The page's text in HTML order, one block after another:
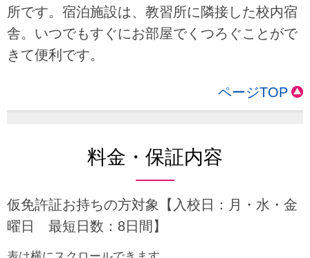
所です。宿泊施設は、教習所に隣接した校内宿
舎。いつでもすぐにお部屋でくつろぐことがで
きて便利です。
ページTOP
料金・保証内容
仮免許証お持ちの方対象【入校日：月・水・金
曜日 最短日数：8日間】